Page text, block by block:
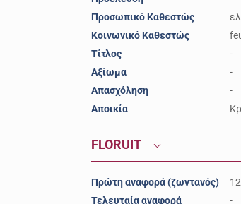
Προσωπικό Καθεστώς
Κοινωνικό Καθεστώς
Τίτλος
-
Αξίωμα
-
Απασχόληση
-
Αποικία
FLORUIT
Πρώτη αναφορά (ζωντανός)
Τελευταία αναφορά
-